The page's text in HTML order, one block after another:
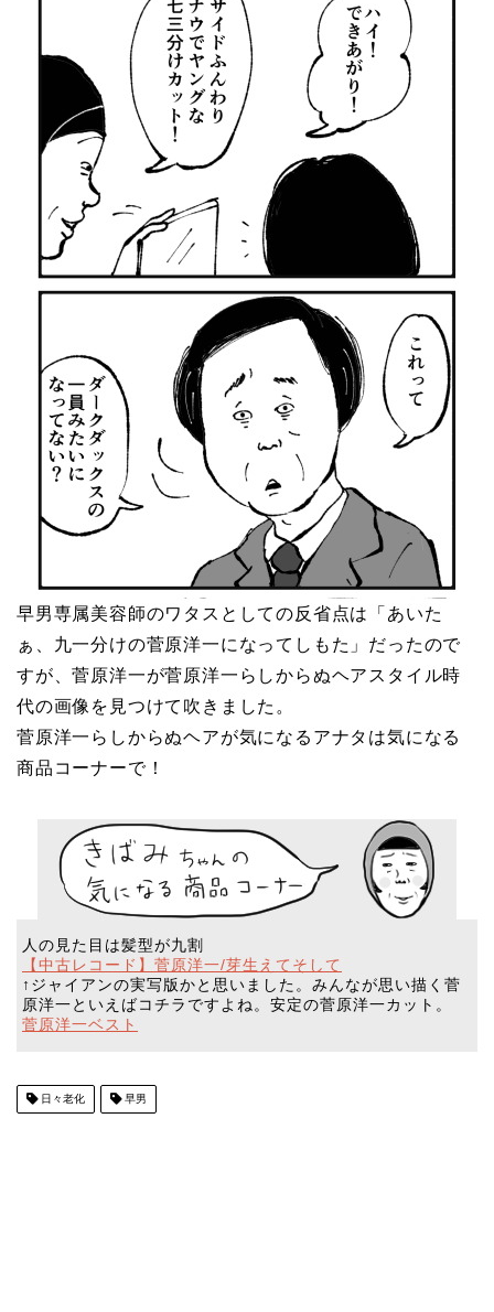
早男専属美容師のワタスとしての反省点は「あいた
ぁ、九一分けの菅原洋一になってしもた」だったので
すが、菅原洋一が菅原洋一らしからぬヘアスタイル時
代の画像を見つけて吹きました。
菅原洋一らしからぬヘアが気になるアナタは気になる
商品コーナーで！
人の見た目は髪型が九割
【中古レコード】菅原洋一/芽生えてそして
↑ジャイアンの実写版かと思いました。みんなが思い描く菅
原洋一といえばコチラですよね。安定の菅原洋一カット。
菅原洋一ベスト
日々老化 早男